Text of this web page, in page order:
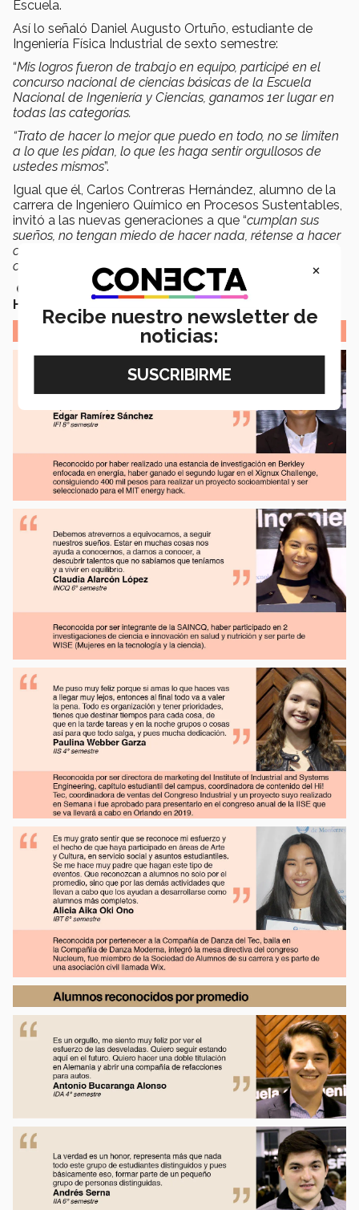
Escuela.
Así lo señaló Daniel Augusto Ortuño, estudiante de
Ingeniería Física Industrial de sexto semestre:
“Mis logros fueron de trabajo en equipo, participé en el
concurso nacional de ciencias básicas de la Escuela
Nacional de Ingeniería y Ciencias, ganamos 1er lugar en
todas las categorías.
“Trato de hacer lo mejor que puedo en todo, no se limiten
a lo que les pidan, lo que les haga sentir orgullosos de
ustedes mismos”.
Igual que él, Carlos Contreras Hernández, alumno de la
carrera de Ingeniero Químico en Procesos Sustentables,
invitó a las nuevas generaciones a que “cumplan sus
sueños, no tengan miedo de hacer nada, rétense a hacer
cosas muy diferentes y aunque no se relacionen con su
carrera
Con información de Jorge Ramírez, Wendy
Herrera y Emilio Said, Storytellers Monterrey
×
Recibe nuestro newsletter de
noticias: